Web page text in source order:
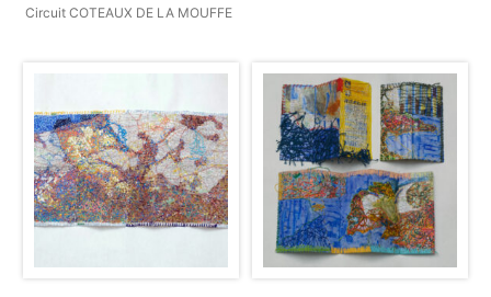
Circuit COTEAUX DE LA MOUFFE